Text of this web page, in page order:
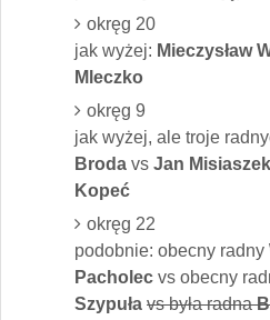
okręg 20
jak wyżej: Mieczysław
Mleczko
okręg 9
jak wyżej, ale troje
Broda vs Jan Misiaszek
Kopeć
okręg 22
podobnie: obecny radny
Pacholec vs obecny
Szypuła vs była radna